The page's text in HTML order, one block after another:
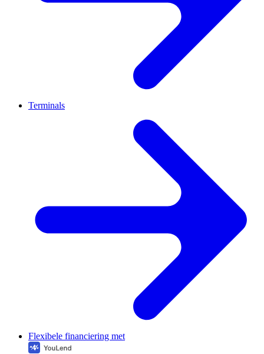
Terminals
Flexibele financiering met